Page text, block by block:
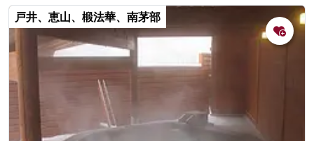
戸井、恵山、椴法華、南茅部